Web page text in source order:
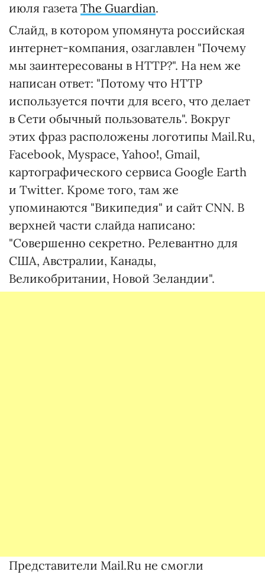
июля газета The Guardian.
Слайд, в котором упомянута российская
интернет-компания, озаглавлен "Почему
мы заинтересованы в HTTP?". На нем же
написан ответ: "Потому что HTTP
используется почти для всего, что делает
в Сети обычный пользователь". Вокруг
этих фраз расположены логотипы Mail.Ru,
Facebook, Myspace, Yahoo!, Gmail,
картографического сервиса Google Earth
и Twitter. Кроме того, там же
упоминаются "Википедия" и сайт CNN. В
верхней части слайда написано:
"Совершенно секретно. Релевантно для
США, Австралии, Канады,
Великобритании, Новой Зеландии".
Представители Mail.Ru не смогли